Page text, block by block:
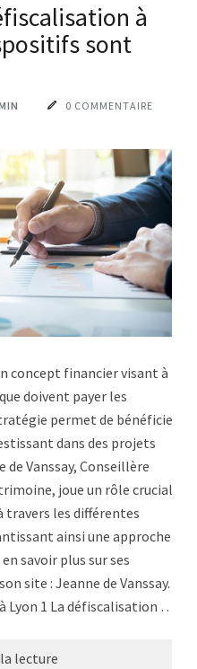
à
sont
0 COMMENTAIRE
concept financier visant à
doivent payer les
permet de bénéficier
dans des projets
de Vanssay, Conseillère
joue un rôle crucial.
travers les différentes
ainsi une approche
savoir plus sur ses
site : Jeanne de Vanssay.
Lyon 1 La défiscalisation …
lecture